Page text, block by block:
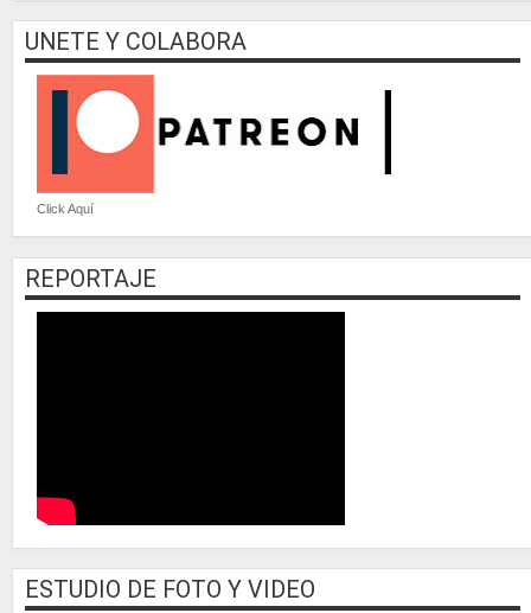
UNETE Y COLABORA
Click Aquí
REPORTAJE
ESTUDIO DE FOTO Y VIDEO